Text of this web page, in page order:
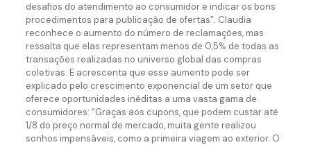
desafios do atendimento ao consumidor e indicar os bons
procedimentos para publicação de ofertas”. Claudia
reconhece o aumento do número de reclamações, mas
ressalta que elas representam menos de 0,5% de todas as
transações realizadas no universo global das compras
coletivas. E acrescenta que esse aumento pode ser
explicado pelo crescimento exponencial de um setor que
oferece oportunidades inéditas a uma vasta gama de
consumidores: “Graças aos cupons, que podem custar até
1/8 do preço normal de mercado, muita gente realizou
sonhos impensáveis, como a primeira viagem ao exterior. O